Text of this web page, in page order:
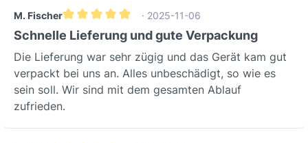
M. Fischer
Durchschnittliche Bewertung von 5 von 5 Sternen
· 2025-11-06
Schnelle Lieferung und gute Verpackung
Die Lieferung war sehr zügig und das Gerät kam gut
verpackt bei uns an. Alles unbeschädigt, so wie es
sein soll. Wir sind mit dem gesamten Ablauf
zufrieden.